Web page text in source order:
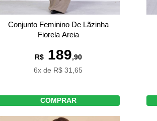
Conjunto Feminino De Lãzinha
Fiorela Areia
R$189,90
6x de R$ 31,65
COMPRAR